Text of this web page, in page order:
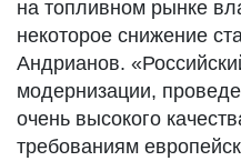
на топливном рынке
некоторое снижение
Андрианов.
модернизации,
очень высокого
требованиям